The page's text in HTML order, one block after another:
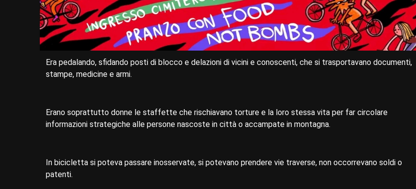
Era pedalando, sfidando posti di blocco e delazioni di vicini e conoscenti, che si trasportavano documenti,
stampe, medicine e armi.
Erano soprattutto donne le staffette che rischiavano torture e la loro stessa vita per far circolare
informazioni strategiche alle persone nascoste in città o accampate in montagna.
In bicicletta si poteva passare inosservate, si potevano prendere vie traverse, non occorrevano soldi o
patenti.